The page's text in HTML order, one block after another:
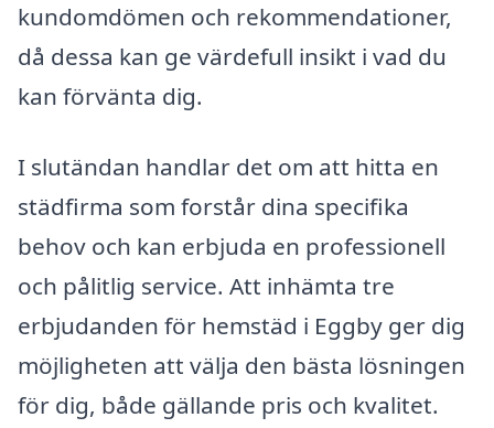
kundomdömen och rekommendationer,
då dessa kan ge värdefull insikt i vad du
kan förvänta dig.
I slutändan handlar det om att hitta en
städfirma som forstår dina specifika
behov och kan erbjuda en professionell
och pålitlig service. Att inhämta tre
erbjudanden för hemstäd i Eggby ger dig
möjligheten att välja den bästa lösningen
för dig, både gällande pris och kvalitet.